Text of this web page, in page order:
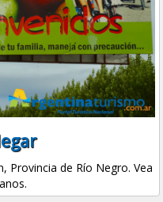
Provincia de Río Negro. Vea